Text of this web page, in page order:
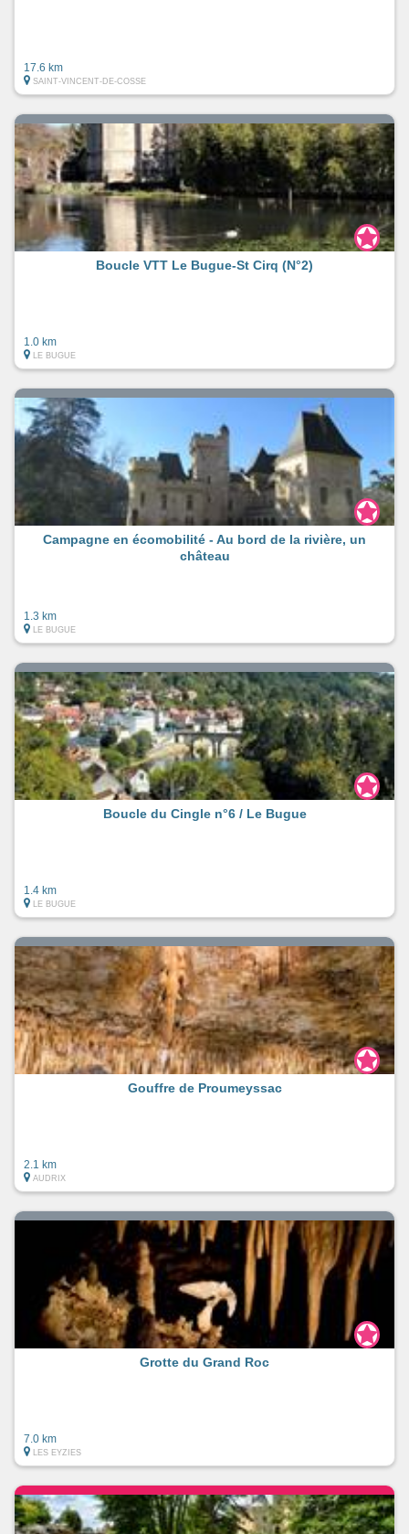
17.6 km
SAINT-VINCENT-DE-COSSE
Boucle VTT Le Bugue-St Cirq (N°2)
1.0 km
LE BUGUE
Campagne en écomobilité - Au bord de la rivière, un
château
1.3 km
LE BUGUE
Boucle du Cingle n°6 / Le Bugue
1.4 km
LE BUGUE
Gouffre de Proumeyssac
2.1 km
AUDRIX
Grotte du Grand Roc
7.0 km
LES EYZIES